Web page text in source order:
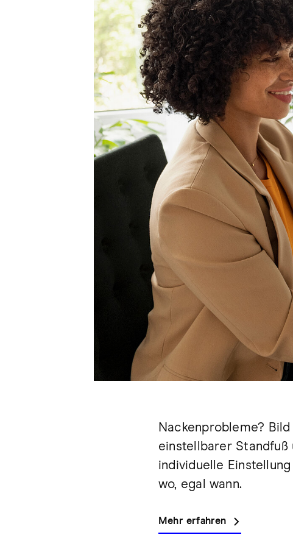
Nackenprobleme?
einstellbarer
individuelle
wo, egal wann.
Mehr erfahren